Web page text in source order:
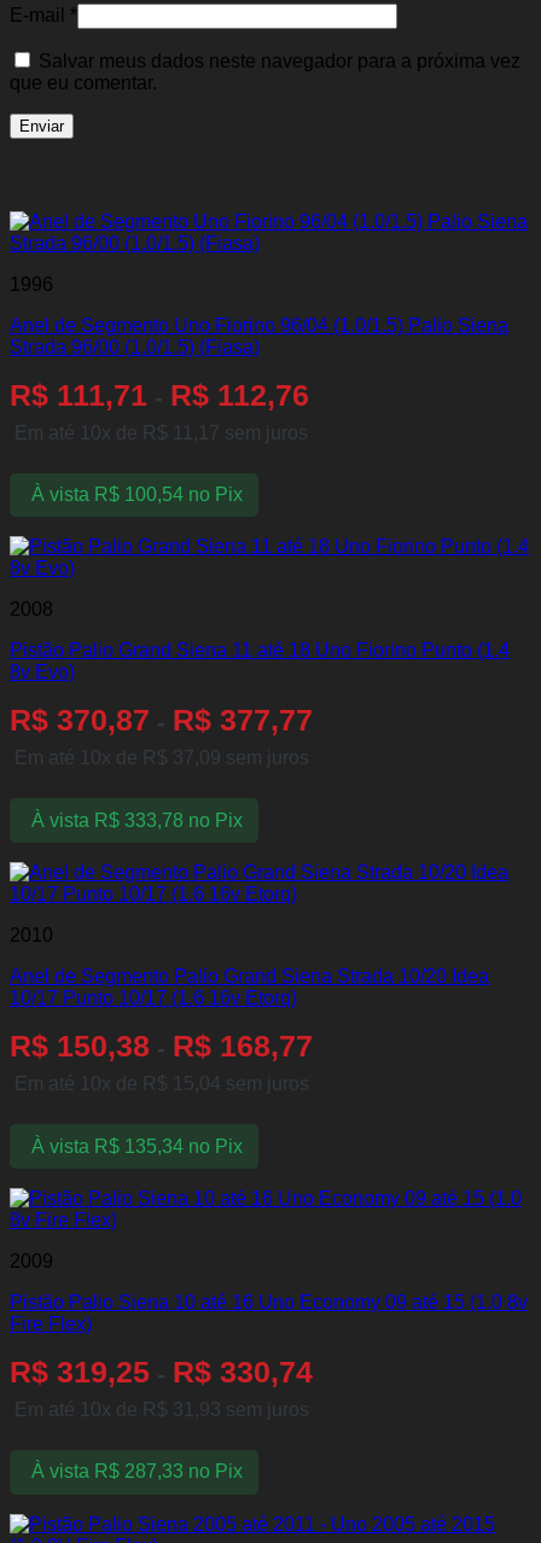
E-mail *
Salvar meus dados neste navegador para a próxima vez
que eu comentar.
1996
Anel de Segmento Uno Fiorino 96/04 (1.0/1.5) Palio Siena
Strada 96/00 (1.0/1.5) (Fiasa)
R$ 111,71 - R$ 112,76
Em até 10x de R$ 11,17 sem juros
À vista R$100,54 no Pix
2008
Pistão Palio Grand Siena 11 até 18 Uno Fiorino Punto (1.4
8v Evo)
R$ 370,87 - R$ 377,77
Em até 10x de R$ 37,09 sem juros
À vista R$333,78 no Pix
2010
Anel de Segmento Palio Grand Siena Strada 10/20 Idea
10/17 Punto 10/17 (1.6 16v Etorq)
R$ 150,38 - R$ 168,77
Em até 10x de R$ 15,04 sem juros
À vista R$135,34 no Pix
2009
Pistão Palio Siena 10 até 16 Uno Economy 09 até 15 (1.0 8v
Fire Flex)
R$ 319,25 - R$ 330,74
Em até 10x de R$ 31,93 sem juros
À vista R$287,33 no Pix